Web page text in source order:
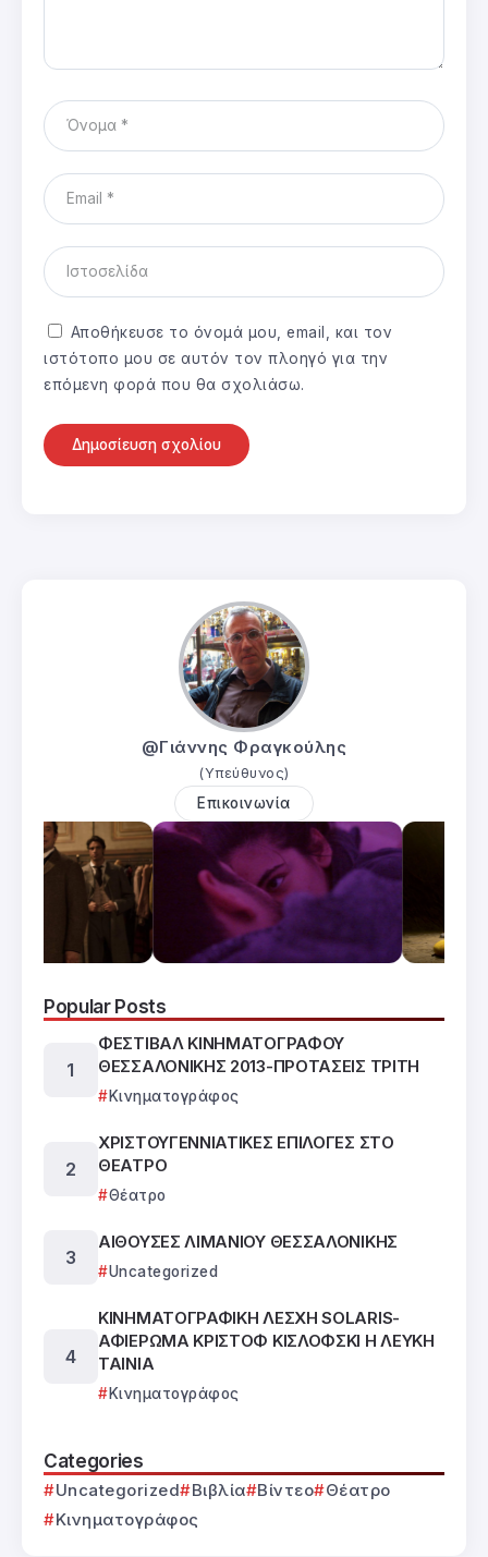
Αποθήκευσε το όνομά μου, email, και τον
ιστότοπο μου σε αυτόν τον πλοηγό για την
επόμενη φορά που θα σχολιάσω.
@Γιάννης Φραγκούλης
(Υπεύθυνος)
Επικοινωνία
Popular Posts
ΦΕΣΤΙΒΑΛ ΚΙΝΗΜΑΤΟΓΡΑΦΟΥ
ΘΕΣΣΑΛΟΝΙΚΗΣ 2013-ΠΡΟΤΑΣΕΙΣ ΤΡΙΤΗ
Κινηματογράφος
ΧΡΙΣΤΟΥΓΕΝΝΙΑΤΙΚΕΣ ΕΠΙΛΟΓΕΣ ΣΤΟ
ΘΕΑΤΡΟ
Θέατρο
ΑΙΘΟΥΣΕΣ ΛΙΜΑΝΙΟΥ ΘΕΣΣΑΛΟΝΙΚΗΣ
Uncategorized
ΚΙΝΗΜΑΤΟΓΡΑΦΙΚΗ ΛΕΣΧΗ SOLARIS-
ΑΦΙΕΡΩΜΑ ΚΡΙΣΤΟΦ ΚΙΣΛΟΦΣΚΙ Η ΛΕΥΚΗ
ΤΑΙΝΙΑ
Κινηματογράφος
Categories
Uncategorized Βιβλία Βίντεο
Θέατρο
Κινηματογράφος